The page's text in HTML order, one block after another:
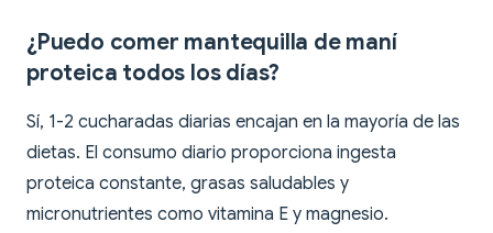
¿Puedo comer mantequilla de maní
proteica todos los días?
Sí, 1-2 cucharadas diarias encajan en la mayoría de las
dietas. El consumo diario proporciona ingesta
proteica constante, grasas saludables y
micronutrientes como vitamina E y magnesio.